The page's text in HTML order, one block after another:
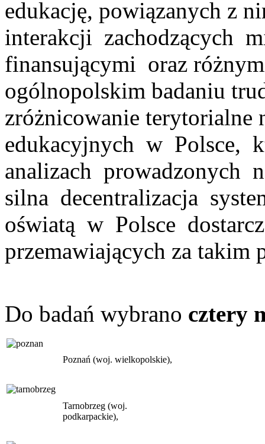
edukację, powiązanych z
interakcji zachodzących
finansującymi oraz
ogólnopolskim badaniu
zróżnicowanie
edukacyjnych w Polsce,
analizach prowadzonych
silna decentralizacja
oświatą w Polsce
przemawiających za takim
Do badań wybrano cztery
Poznań (woj. wielkopolskie),
Tarnobrzeg (woj.
podkarpackie),